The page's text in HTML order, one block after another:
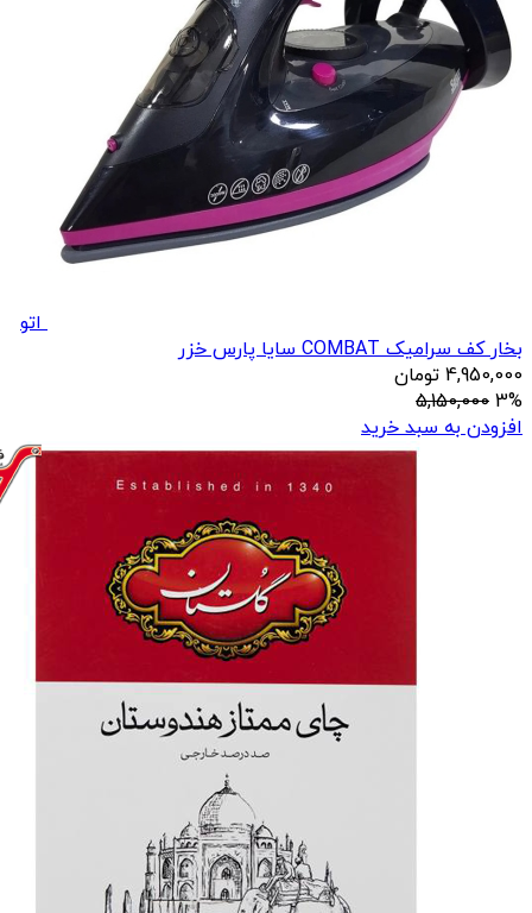
اتو
بخار کف سرامیک COMBAT سایا پارس خزر
4,950,000 تومان
3%
5,150,000
افزودن به سبد خرید